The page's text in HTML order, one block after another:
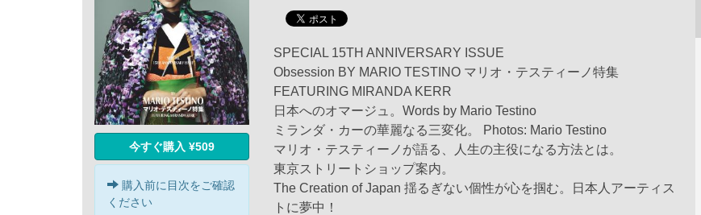
今すぐ購入 ¥509
購入前に目次をご確認
ください
SPECIAL 15TH ANNIVERSARY ISSUE
Obsession BY MARIO TESTINO マリオ・テスティーノ特集
FEATURING MIRANDA KERR
日本へのオマージュ。Words by Mario Testino
ミランダ・カーの華麗なる三変化。 Photos: Mario Testino
マリオ・テスティーノが語る、人生の主役になる方法とは。
東京ストリートショップ案内。
The Creation of Japan 揺るぎない個性が心を掴む。日本人アーティス
トに夢中！